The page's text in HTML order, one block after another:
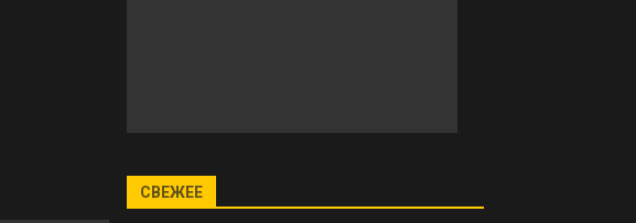
СВЕЖЕЕ